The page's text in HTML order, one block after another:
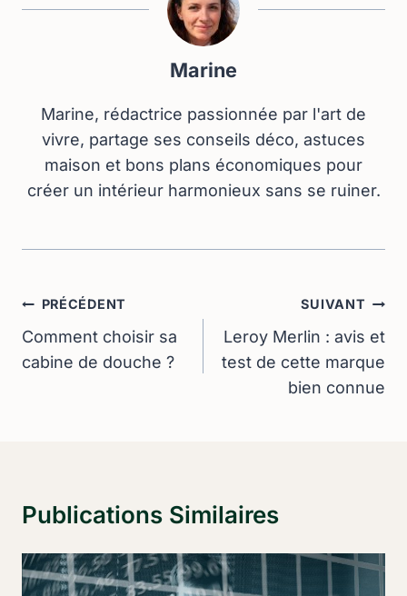
Marine
Marine, rédactrice passionnée par l'art de
vivre, partage ses conseils déco, astuces
maison et bons plans économiques pour
créer un intérieur harmonieux sans se ruiner.
Navigation
De
L’article
PRÉCÉDENT
Comment choisir sa
cabine de douche ?
SUIVANT
Leroy Merlin : avis et
test de cette marque
bien connue
Publications Similaires